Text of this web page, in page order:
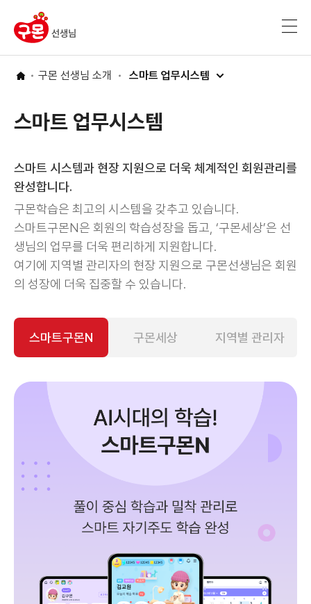
구몬 선생님 소개 스마트 업무시스템
스마트 업무시스템
스마트 시스템과 현장 지원으로 더욱 체계적인 회원관리 를
완성합니다.
구몬학습은 최고의 시스템을 갖추고 있습니다.
스마트구몬N은 회원의 학습성장을 돕고, ‘구몬세상’은 선
생님의 업무를 더욱 편리하게 지원합니다.
여기에 지역별 관리자의 현장 지원으로 구몬선생님은 회원
의 성장에 더욱 집중할 수 있습니다.
스마트구몬N 구몬세상 지역별 관리자